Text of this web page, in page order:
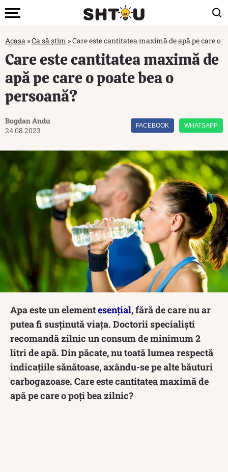
Acasa »Ca să știm »Care este cantitatea maximă de apă pe care o
Care este cantitatea maximă de
apă pe care o poate bea o
persoană?
Bogdan Andu
24.08.2023
FACEBOOK WHATSAPP
Apa este un elementesențial, fără de care nu ar
putea fi susținută viața. Doctorii specialiști
recomandă zilnic un consum de minimum 2
litri de apă. Din păcate, nu toată lumea respectă
indicațiile sănătoase, axându-se pe alte băuturi
carbogazoase. Care este cantitatea maximă de
apă pe care o poți bea zilnic?